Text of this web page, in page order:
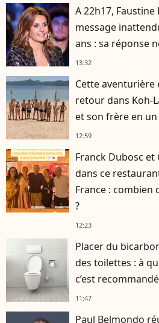
A 22h17,
message
ans : sa réponse
13:32
Cette
retour dans Koh-
et son frère en
12:59
Franck Dubosc et
dans ce
France : combien
?
12:23
Placer du
des toilettes : à
c’est
11:47
Paul Belmondo